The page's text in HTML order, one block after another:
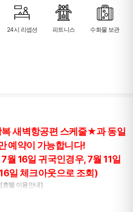
24시 리셉션 피트니스 수화물 보관
새벽항공편 스케줄★과동일
예약이 가능합니다!
월 16일 귀국인경우, 7월 11일
일 체크아웃으로 조회)
[호텔 이용안내]